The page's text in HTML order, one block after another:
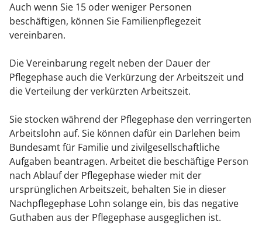
Auch wenn Sie 15 oder weniger Personen
beschäftigen, können Sie Familienpflegezeit
vereinbaren.
Die Vereinbarung regelt neben der Dauer der
Pflegephase auch die Verkürzung der Arbeitszeit und
die Verteilung der verkürzten Arbeitszeit.
Sie stocken während der Pflegephase den verringerten
Arbeitslohn auf. Sie können dafür ein Darlehen beim
Bundesamt für Familie und zivilgesellschaftliche
Aufgaben beantragen. Arbeitet die beschäftige Person
nach Ablauf der Pflegephase wieder mit der
ursprünglichen Arbeitszeit, behalten Sie in dieser
Nachpflegephase Lohn solange ein, bis das negative
Guthaben aus der Pflegephase ausgeglichen ist.